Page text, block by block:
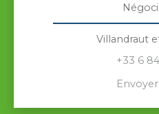
Villandraut
+33 6